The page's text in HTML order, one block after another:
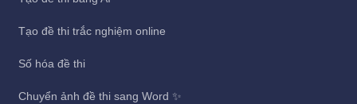
Tạo đề thi trắc nghiệm online
Số hóa đề thi
Chuyển ảnh đề thi sang Word ✨